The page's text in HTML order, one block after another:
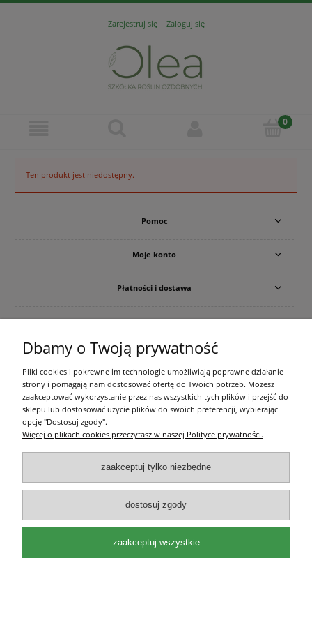
Zarejestruj się Zaloguj się
Ten produkt jest niedostępny.
Pomoc
Moje konto
Płatności i dostawa
Informacje
O nas
Olea Szkółka Roślin Ozdobnych | ul. Św. Michała 114, 62-800 Kalisz |
wielkopolskie | e-mail: kontakt@oleaszkolka.pl| tel.663-433-657,721-287-
pokaż pełną wersję strony
Dbamy o Twoją prywatność
Pliki cookies i pokrewne im technologie umożliwiają poprawne działanie
strony i pomagają nam dostosować ofertę do Twoich potrzeb. Możesz
zaakceptować wykorzystanie przez nas wszystkich tych plików i przejść do
sklepu lub dostosować użycie plików do swoich preferencji, wybierając
opcję "Dostosuj zgody".
Więcej o plikach cookies przeczytasz w naszej Polityce prywatności.
zaakceptuj tylko niezbędne
dostosuj zgody
zaakceptuj wszystkie